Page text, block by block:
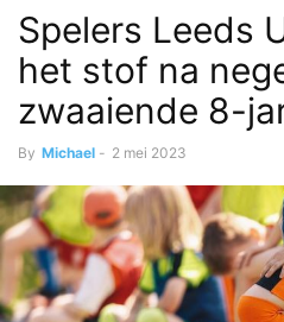
Spelers Leeds
het stof na
zwaaiende 8-
By Michael - 2 mei 2023